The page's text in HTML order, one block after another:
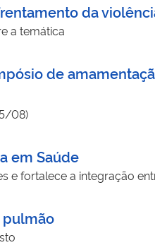
da
a temática
de
08)
em Saúde
fortalece a integração
pulmão